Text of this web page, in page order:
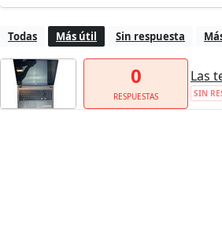
Todas Más útil Sin respuesta
0
RESPUESTAS
Las
SIN